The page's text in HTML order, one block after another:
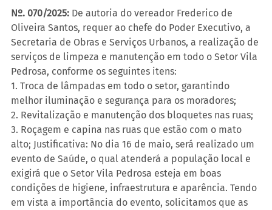
Nº. 070/2025: De autoria do vereador Frederico de
Oliveira Santos, requer ao chefe do Poder Executivo, a
Secretaria de Obras e Serviços Urbanos, a realização de
serviços de limpeza e manutenção em todo o Setor Vila
Pedrosa, conforme os seguintes itens:
1. Troca de lâmpadas em todo o setor, garantindo
melhor iluminação e segurança para os moradores;
2. Revitalização e manutenção dos bloquetes nas ruas;
3. Roçagem e capina nas ruas que estão com o mato
alto; Justificativa: No dia 16 de maio, será realizado um
evento de Saúde, o qual atenderá a população local e
exigirá que o Setor Vila Pedrosa esteja em boas
condições de higiene, infraestrutura e aparência. Tendo
em vista a importância do evento, solicitamos que as